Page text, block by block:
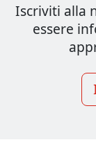
Iscriviti alla
essere